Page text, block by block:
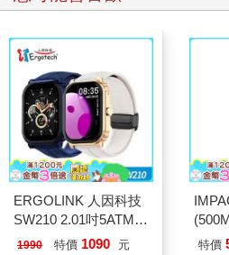
調查的人、採集者，也許只有他這
小說的人的眼裡，有什麼不同？雲
和一個寫小說的人來說，又有什麼不
又或者，就像妻寫的：消亡是世間唯
恆久受孕的雌性
Eternal Mother
惟有航海的人知道，陸地固然是人
將靈魂交付另外一人。在漫長的航程
訴，不分太陽月亮，透過不間斷的
把自己教育成海洋生物、熱泉生態
ERGOLINK 人因科技
SW210 2.01吋5ATM游
泳心率血氧藍牙通話腕
1990 特價 1090 元 特價